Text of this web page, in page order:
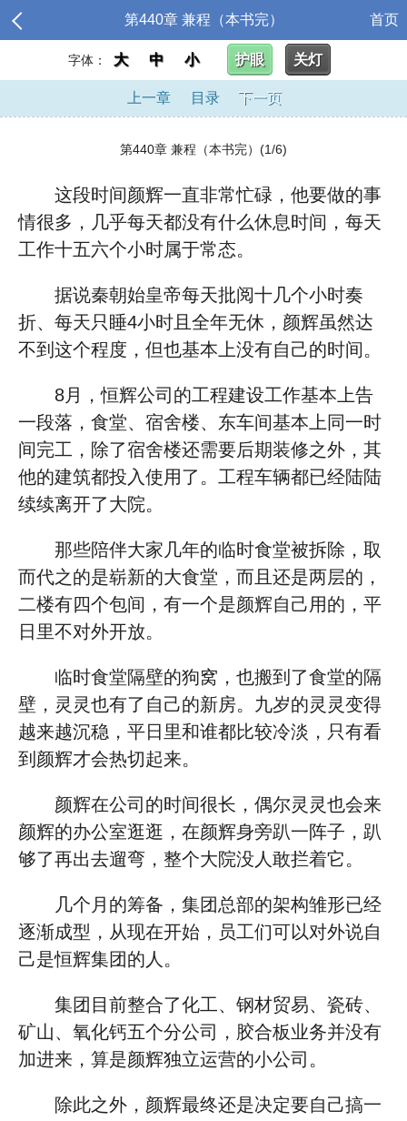
第440章 兼程（本书完） 首页
字体： 大 中 小 护眼 关灯
上一章 目录 下一页
第440章 兼程（本书完）(1/6)
这段时间颜辉一直非常忙碌，他要做的事
情很多，几乎每天都没有什么休息时间，每天
工作十五六个小时属于常态。
据说秦朝始皇帝每天批阅十几个小时奏
折、每天只睡4小时且全年无休，颜辉虽然达
不到这个程度，但也基本上没有自己的时间。
8月，恒辉公司的工程建设工作基本上告
一段落，食堂、宿舍楼、东车间基本上同一时
间完工，除了宿舍楼还需要后期装修之外，其
他的建筑都投入使用了。工程车辆都已经陆陆
续续离开了大院。
那些陪伴大家几年的临时食堂被拆除，取
而代之的是崭新的大食堂，而且还是两层的，
二楼有四个包间，有一个是颜辉自己用的，平
日里不对外开放。
临时食堂隔壁的狗窝，也搬到了食堂的隔
壁，灵灵也有了自己的新房。九岁的灵灵变得
越来越沉稳，平日里和谁都比较冷淡，只有看
到颜辉才会热切起来。
颜辉在公司的时间很长，偶尔灵灵也会来
颜辉的办公室逛逛，在颜辉身旁趴一阵子，趴
够了再出去遛弯，整个大院没人敢拦着它。
几个月的筹备，集团总部的架构雏形已经
逐渐成型，从现在开始，员工们可以对外说自
己是恒辉集团的人。
集团目前整合了化工、钢材贸易、瓷砖、
矿山、氧化钙五个分公司，胶合板业务并没有
加进来，算是颜辉独立运营的小公司。
除此之外，颜辉最终还是决定要自己搞一